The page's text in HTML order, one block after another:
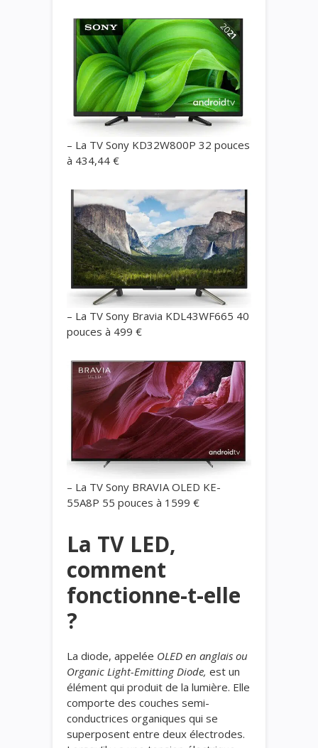
– La TV Sony KD32W800P 32 pouces
à 434,44 €
– La TV Sony Bravia KDL43WF665 40
pouces à 499 €
– La TV Sony BRAVIA OLED KE-
55A8P 55 pouces à 1599 €
La TV LED,
comment
fonctionne-t-elle
?
La diode, appelée OLED en anglais ou
Organic Light-Emitting Diode, est un
élément qui produit de la lumière. Elle
comporte des couches semi-
conductrices organiques qui se
superposent entre deux électrodes.